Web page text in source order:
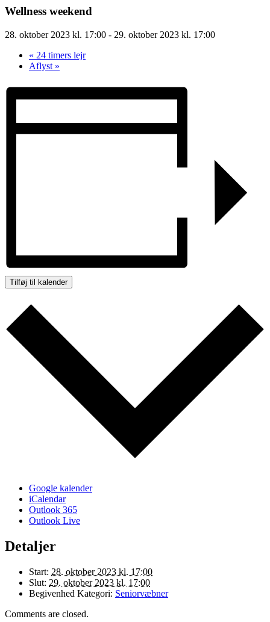
Wellness weekend
28. oktober 2023 kl. 17:00 - 29. oktober 2023 kl. 17:00
« 24 timers lejr
Aflyst »
Tilføj til kalender
Google kalender
iCalendar
Outlook 365
Outlook Live
Detaljer
Start: 28. oktober 2023 kl. 17:00
Slut: 29. oktober 2023 kl. 17:00
Begivenhed Kategori: Seniorvæbner
Comments are closed.